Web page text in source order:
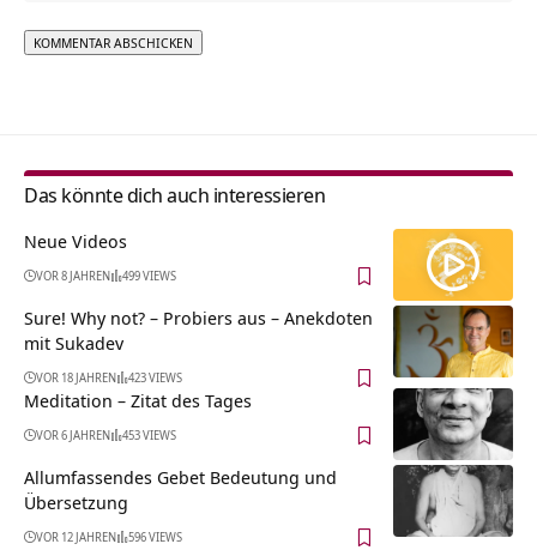
Das könnte dich auch interessieren
Neue Videos
VOR 8 JAHREN 499 VIEWS
Sure! Why not? – Probiers aus – Anekdoten
mit Sukadev
VOR 18 JAHREN 423 VIEWS
Meditation – Zitat des Tages
VOR 6 JAHREN 453 VIEWS
Allumfassendes Gebet Bedeutung und
Übersetzung
VOR 12 JAHREN 596 VIEWS